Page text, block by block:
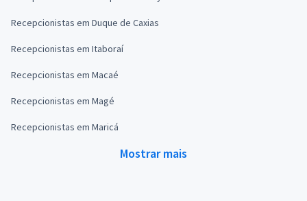
Recepcionistas em Duque de Caxias
Recepcionistas em Itaboraí
Recepcionistas em Macaé
Recepcionistas em Magé
Recepcionistas em Maricá
Mostrar mais